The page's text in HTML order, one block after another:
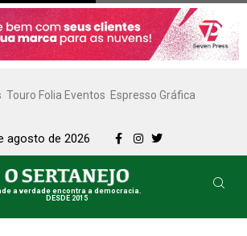
Touro Folia Eventos Espresso Gráfica
agosto de 2026
a verdade encontra a democracia.
DESDE 2015